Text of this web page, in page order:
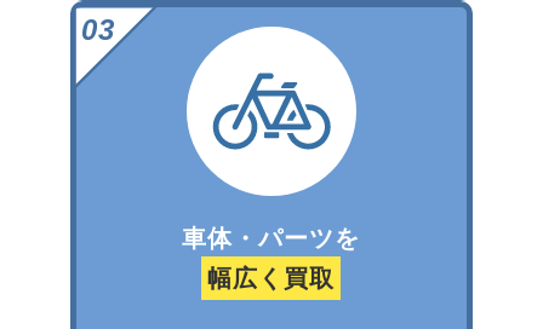
車体・パーツを
幅広く買取